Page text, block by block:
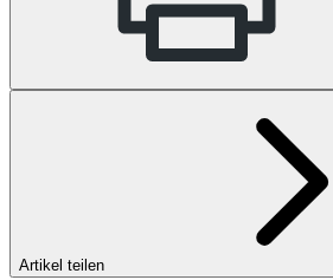
Artikel teilen